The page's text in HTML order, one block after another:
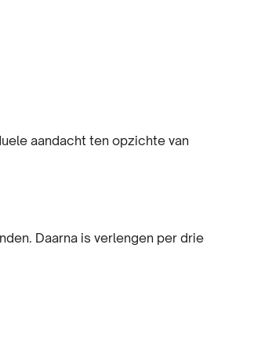
aandacht ten opzichte van
Daarna is verlengen per drie